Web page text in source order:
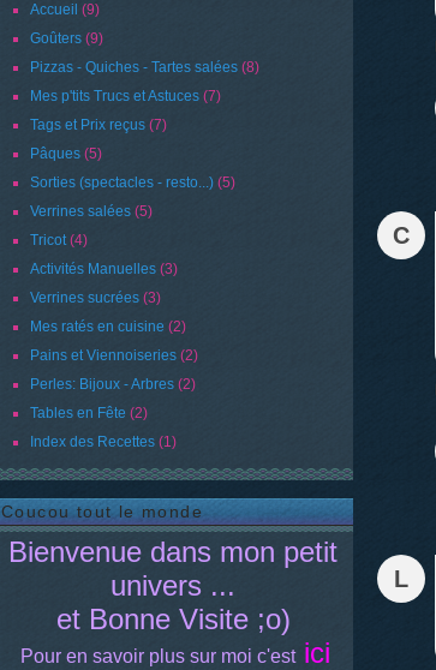
Accueil (9)
Goûters (9)
Pizzas - Quiches - Tartes salées (8)
Mes p'tits Trucs et Astuces (7)
Tags et Prix reçus (7)
Pâques (5)
Sorties (spectacles - resto...) (5)
Verrines salées (5)
Tricot(4)
Activités Manuelles (3)
Verrines sucrées (3)
Mes ratés en cuisine (2)
Pains et Viennoiseries (2)
Perles: Bijoux - Arbres (2)
Tables en Fête (2)
Index des Recettes (1)
Coucou tout le monde
Bienvenue dans mon petit
univers ...
et Bonne Visite ;o)
Pour en savoir plus sur moi c'est ici
C
L